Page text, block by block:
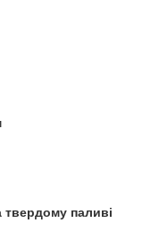
твердому паливі